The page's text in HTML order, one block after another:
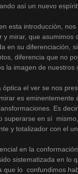
así un nuevo
esta introducción,
y mirar, que asumimos
en su diferenciación,
diferencia que no
la imagen de nuestros
óptica el ver se nos
es eminentemente
Es
superarse en sí
y totalizador con el
en la
sistematizada en lo
que lo confundimos